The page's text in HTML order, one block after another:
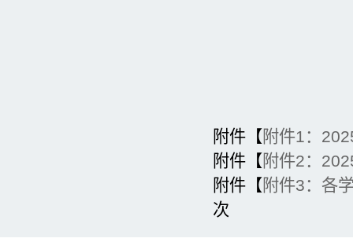
附件【 附件1：
附件【 附件2：
附件【 附件3：各
次